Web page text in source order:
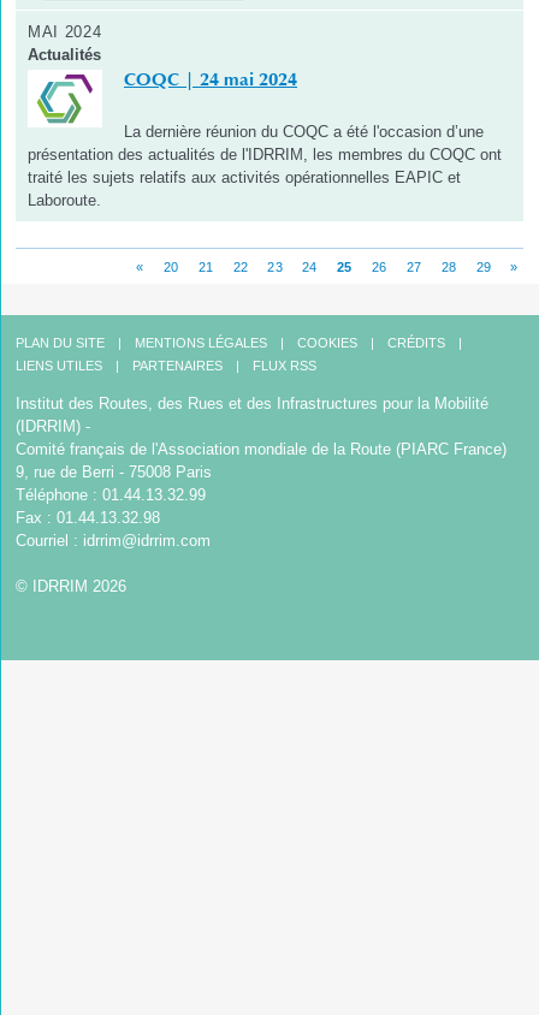
MAI 2024
Actualités
COQC | 24 mai 2024
La dernière réunion du COQC a été l'occasion d’une
présentation des actualités de l'IDRRIM, les membres du COQC ont
traité les sujets relatifs aux activités opérationnelles EAPIC et
Laboroute.
« 20 21 22 23 24 25 26 27 28 29 »
PLAN DU SITE MENTIONS LÉGALES COOKIES
CRÉDITS
LIENS UTILES
PARTENAIRES FLUX RSS
Institut des Routes, des Rues et des Infrastructures pour la Mobilité
(IDRRIM) -
Comité français de l'Association mondiale de la Route (PIARC France)
9, rue de Berri - 75008 Paris
Téléphone : 01.44.13.32.99
Fax : 01.44.13.32.98
Courriel : idrrim@idrrim.com
© IDRRIM 2026